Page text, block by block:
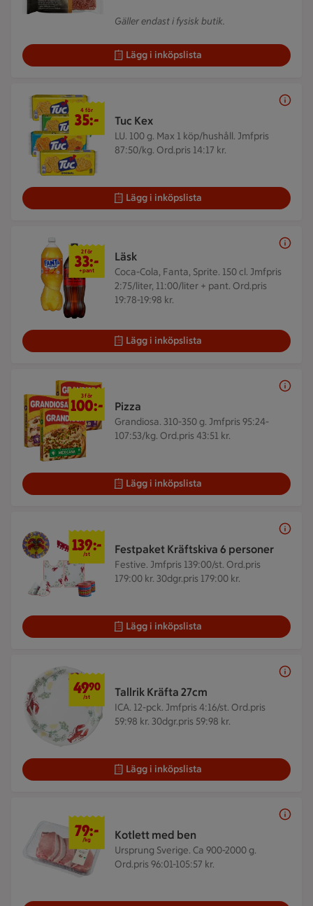
Gäller endast i fysisk butik.
Lägg i inköpslista
Tuc Kex
LU. 100 g. Max 1 köp/hushåll. Jmfpris
87:50/kg. Ord.pris 14:17 kr.
4 för 35 kr
4 för
35:-
Lägg i inköpslista
Läsk
Coca-Cola, Fanta, Sprite. 150 cl. Jmfpris
2:75/liter, 11:00/liter + pant. Ord.pris
19:78-19:98 kr.
2 för 33 kr
2 för
33:-
+pant
Lägg i inköpslista
Pizza
Grandiosa. 310-350 g. Jmfpris 95:24-
107:53/kg. Ord.pris 43:51 kr.
3 för 100 kr
3 för
100:-
Lägg i inköpslista
Festpaket Kräftskiva 6 personer
Festive. Jmfpris 139:00/st. Ord.pris
179:00 kr. 30dgr.pris 179:00 kr.
139 kr/st
139:-
/st
Lägg i inköpslista
Tallrik Kräfta 27cm
ICA. 12-pck. Jmfpris 4:16/st. Ord.pris
59:98 kr. 30dgr.pris 59:98 kr.
49,90 kr/st
4990
/st
Lägg i inköpslista
Kotlett med ben
Ursprung Sverige. Ca 900-2000 g.
Ord.pris 96:01-105:57 kr.
79 kr/kg
79:-
/kg